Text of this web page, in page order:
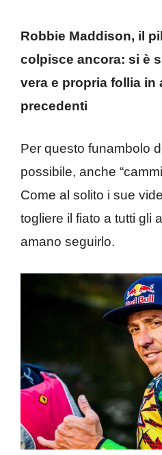
Robbie Maddison, il
colpisce ancora: si è
vera e propria follia in
precedenti
Per questo funambolo
possibile, anche
Come al solito i sue
togliere il fiato a tutti gli
amano seguirlo.